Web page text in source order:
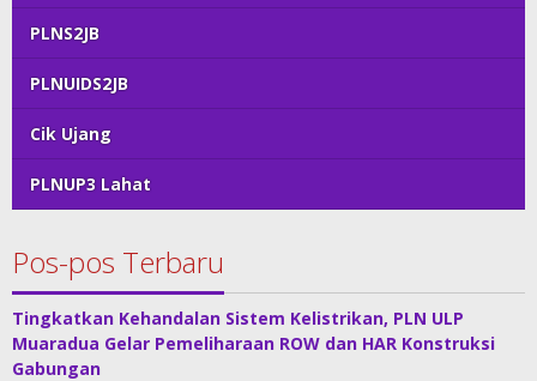
PLNS2JB
PLNUIDS2JB
Cik Ujang
PLNUP3 Lahat
Pos-pos Terbaru
Tingkatkan Kehandalan Sistem Kelistrikan, PLN ULP
Muaradua Gelar Pemeliharaan ROW dan HAR Konstruksi
Gabungan